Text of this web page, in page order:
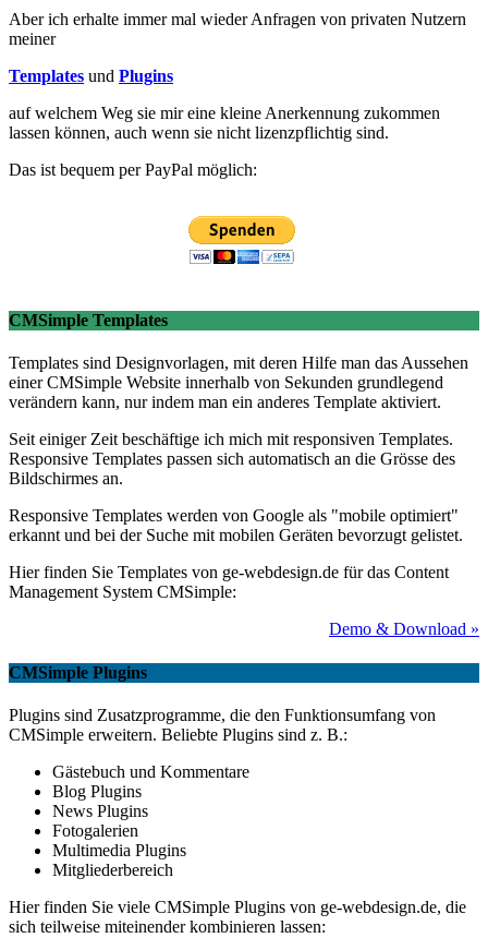
Aber ich erhalte immer mal wieder Anfragen von privaten Nutzern
meiner
Templates und Plugins
auf welchem Weg sie mir eine kleine Anerkennung zukommen
lassen können, auch wenn sie nicht lizenzpflichtig sind.
Das ist bequem per PayPal möglich:
CMSimple Templates
Templates sind Designvorlagen, mit deren Hilfe man das Aussehen
einer CMSimple Website innerhalb von Sekunden grundlegend
verändern kann, nur indem man ein anderes Template aktiviert.
Seit einiger Zeit beschäftige ich mich mit responsiven Templates.
Responsive Templates passen sich automatisch an die Grösse des
Bildschirmes an.
Responsive Templates werden von Google als "mobile optimiert"
erkannt und bei der Suche mit mobilen Geräten bevorzugt gelistet.
Hier finden Sie Templates von ge-webdesign.de für das Content
Management System CMSimple:
Demo & Download »
CMSimple Plugins
Plugins sind Zusatzprogramme, die den Funktionsumfang von
CMSimple erweitern. Beliebte Plugins sind z. B.:
Gästebuch und Kommentare
Blog Plugins
News Plugins
Fotogalerien
Multimedia Plugins
Mitgliederbereich
Hier finden Sie viele CMSimple Plugins von ge-webdesign.de, die
sich teilweise miteinender kombinieren lassen: